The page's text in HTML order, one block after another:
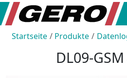
Startseite Produkte
DL09-